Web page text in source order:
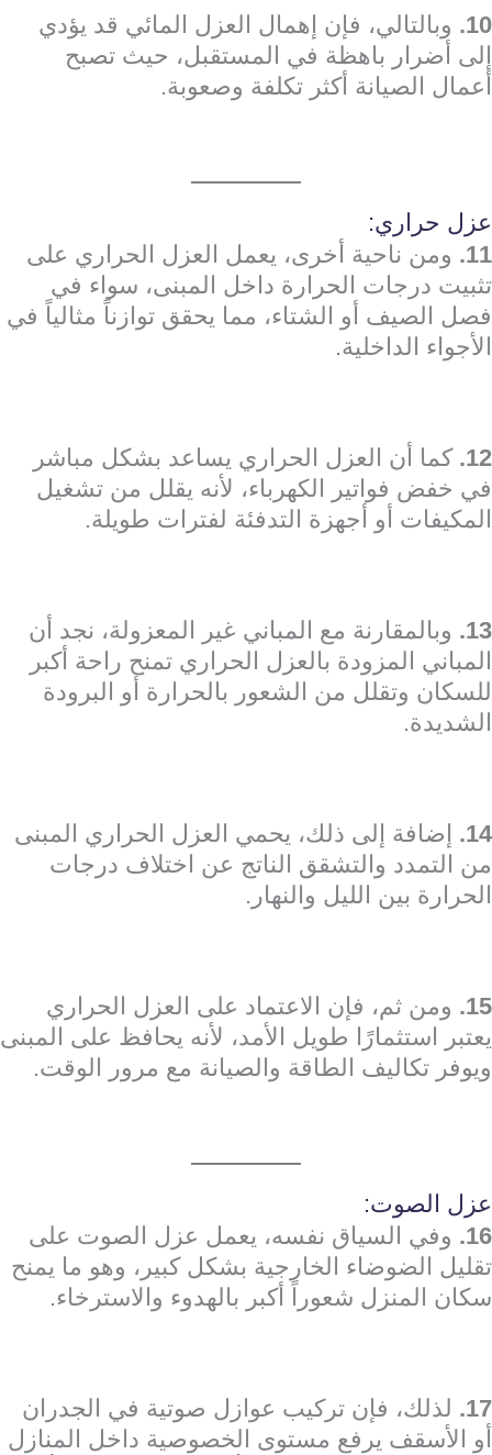
10. وبالتالي، فإن إهمال العزل المائي قد يؤدي
إلى أضرار باهظة في المستقبل، حيث تصبح
أعمال الصيانة أكثر تكلفة وصعوبة.
عزل حراري:
11. ومن ناحية أخرى، يعمل العزل الحراري على
تثبيت درجات الحرارة داخل المبنى، سواء في
فصل الصيف أو الشتاء، مما يحقق توازناً مثالياً في
الأجواء الداخلية.
12. كما أن العزل الحراري يساعد بشكل مباشر
في خفض فواتير الكهرباء، لأنه يقلل من تشغيل
المكيفات أو أجهزة التدفئة لفترات طويلة.
13. وبالمقارنة مع المباني غير المعزولة، نجد أن
المباني المزودة بالعزل الحراري تمنح راحة أكبر
للسكان وتقلل من الشعور بالحرارة أو البرودة
الشديدة.
14. إضافة إلى ذلك، يحمي العزل الحراري المبنى
من التمدد والتشقق الناتج عن اختلاف درجات
الحرارة بين الليل والنهار.
15. ومن ثم، فإن الاعتماد على العزل الحراري
يعتبر استثمارًا طويل الأمد، لأنه يحافظ على المبنى
ويوفر تكاليف الطاقة والصيانة مع مرور الوقت.
عزل الصوت:
16. وفي السياق نفسه، يعمل عزل الصوت على
تقليل الضوضاء الخارجية بشكل كبير، وهو ما يمنح
سكان المنزل شعوراً أكبر بالهدوء والاسترخاء.
17. لذلك، فإن تركيب عوازل صوتية في الجدران
أو الأسقف يرفع مستوى الخصوصية داخل المنازل